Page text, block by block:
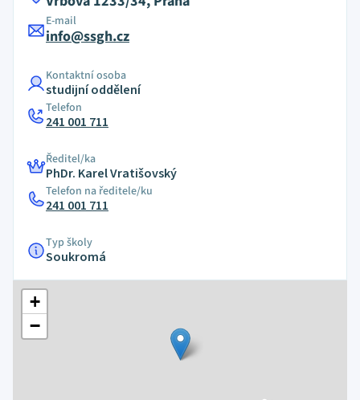
E-mail
info@ssgh.cz
Kontaktní osoba
studijní oddělení
Telefon
241 001 711
Ředitel/ka
PhDr. Karel Vratišovský
Telefon na ředitele/ku
241 001 711
Typ školy
Soukromá
+
−